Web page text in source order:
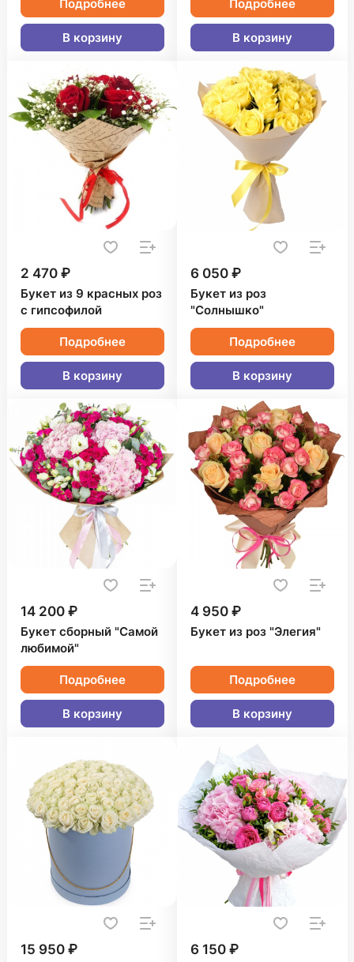
Подробнее
В корзину
Подробнее
В корзину
2 470 ₽
Букет из 9 красных роз
с гипсофилой
Подробнее
В корзину
6 050 ₽
Букет из роз
"Солнышко"
Подробнее
В корзину
14 200 ₽
Букет сборный "Самой
любимой"
Подробнее
В корзину
4 950 ₽
Букет из роз "Элегия"
Подробнее
В корзину
15 950 ₽ 6 150 ₽